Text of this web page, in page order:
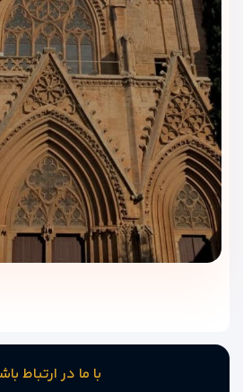
مشاوره تخصصی برای انتخاب نوع اتاق
کارشناسان ما بر اساس تعداد نفرات،
اتاق را پیشنهاد می‌دهند.
امکان پرداخت ریالی، بدون نیاز به
آسان، امن و بی‌دردسر از طریق درگاه
هتل الیت ورد وان، اقامتی لوکس با
با ما در ارتباط